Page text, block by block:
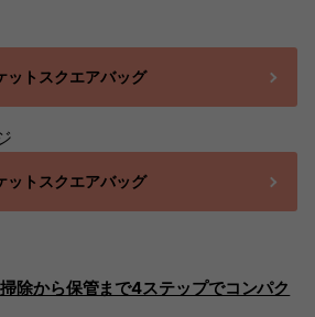
ットスクエアバッグ
ットスクエアバッグ
除から保管まで4ステップでコンパク